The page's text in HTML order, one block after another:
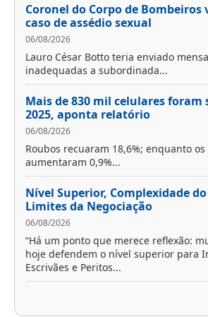
Coronel do Corpo de Bombeiros
caso de assédio sexual
06/08/2026
Lauro César Botto teria enviado
inadequadas a subordinada...
Mais de 830 mil celulares foram
2025, aponta relatório
06/08/2026
Roubos recuaram 18,6%; enquanto
aumentaram 0,9%...
Nível Superior, Complexidade
Limites da Negociação
06/08/2026
“Há um ponto que merece reflexão:
hoje defendem o nível superior para
Escrivães e Peritos...